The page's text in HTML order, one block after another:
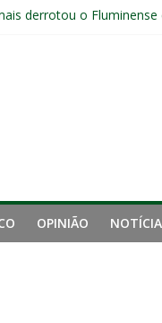
derrotou o Fluminense
vencer após eliminação
do Fluminense não
OPINIÃO